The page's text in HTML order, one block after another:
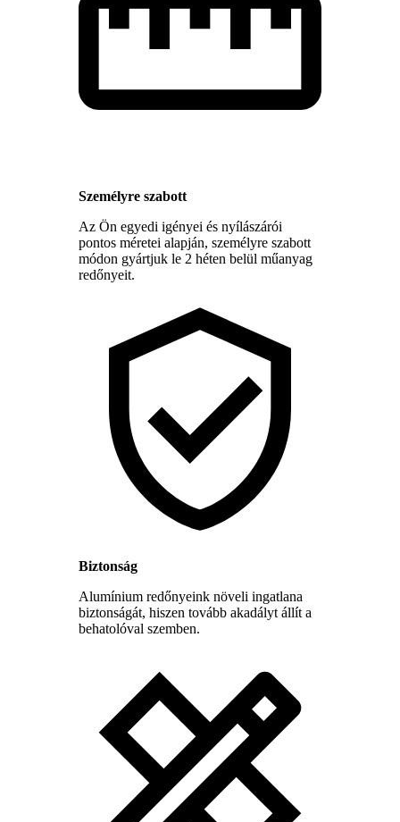
Személyre szabott
Az Ön egyedi igényei és nyílászárói
pontos méretei alapján, személyre szabott
módon gyártjuk le 2 héten belül műanyag
redőnyeit.
Biztonság
Alumínium redőnyeink növeli ingatlana
biztonságát, hiszen tovább akadályt állít a
behatolóval szemben.